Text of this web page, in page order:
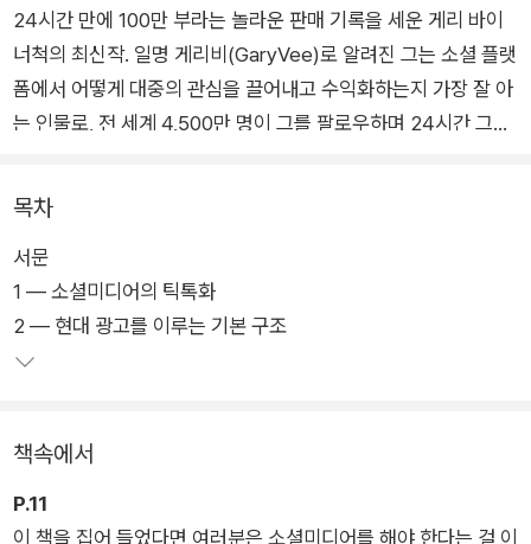
24시간 만에 100만 부라는 놀라운 판매 기록을 세운 게리 바이
너척의 최신작. 일명 게리비(GaryVee)로 알려진 그는 소셜 플랫
폼에서 어떻게 대중의 관심을 끌어내고 수익화하는지 가장 잘 아
는 인물로, 전 세계 4,500만 명이 그를 팔로우하며 24시간 그의
를 섭렵한 게리비는 SNS 마케팅의 선구자이자 지금까지도 가장
영향력 있는 세계 최고의 마케팅 전문가다.
자신의 전문 분야인 SNS 마케팅 기법을 좀 더 정밀하게 분석한
이 책은 지금까지와 다른 양상을 보이는 소셜 플랫폼의 진화에 주
목한다. 과거에는 팔로워 수가 마케팅 실행 시점을 결정했다면,
텐츠 조회수가 생명이다. 사람들이 나의 콘텐츠에 얼마나 ‘어텐
션’하는지가 관건이다. 따라서 콘텐츠의 질이 그 어느 때보다 중
요해졌다. 유의미한 조회수를 얻으려면 그 어느 때보다도 전략적
목차
서문
1 — 소셜미디어의 틱톡화
2 — 현대 광고를 이루는 기본 구조
책속에서
P.11
이 책을 집어 들었다면 여러분은 소셜미디어를 해야 한다는 걸 이